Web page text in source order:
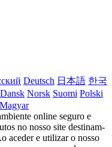
Deutsch 日本語 한국
Dansk Norsk Suomi Polski
Magyar
online seguro e
no nosso site destinam-
aceder e utilizar o nosso